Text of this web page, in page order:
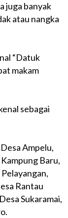
juga banyak
atau nangka
“Datuk
makam
sebagai
Ampelu,
Baru,
Rantau
Sukaramai,